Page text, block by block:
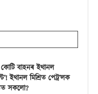
বাহনৰ ইথানল
ইথানল মিশ্ৰিত পেট্ৰ’লক
সকলো?